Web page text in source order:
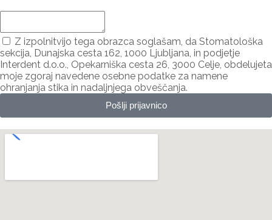
Z izpolnitvijo tega obrazca soglašam, da Stomatološka
sekcija, Dunajska cesta 162, 1000 Ljubljana, in podjetje
Interdent d.o.o., Opekarniška cesta 26, 3000 Celje, obdelujeta
moje zgoraj navedene osebne podatke za namene
ohranjanja stika in nadaljnjega obveščanja.
Pošlji prijavnico